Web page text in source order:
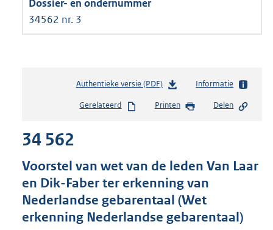
34562 nr. 3
Authentieke versie (PDF)b
s
s
g
r
o
Informatie
Gerelateerd Printen Delen
34 562
Voorstel van wet van de leden Van Laar
en Dik-Faber ter erkenning van
Nederlandse gebarentaal (Wet
erkenning Nederlandse gebarentaal)